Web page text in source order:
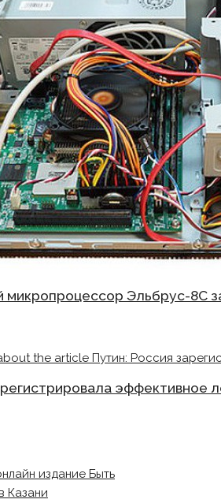
микропроцессор Эльбрус-8С
эффективное
издание Быть
Казани